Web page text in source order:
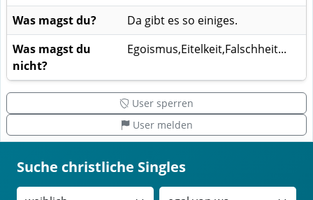
Was magst du?
Da gibt es so einiges.
Was magst du
nicht?
Egoismus,Eitelkeit,Falschheit...
User sperren
User melden
Suche christliche Singles